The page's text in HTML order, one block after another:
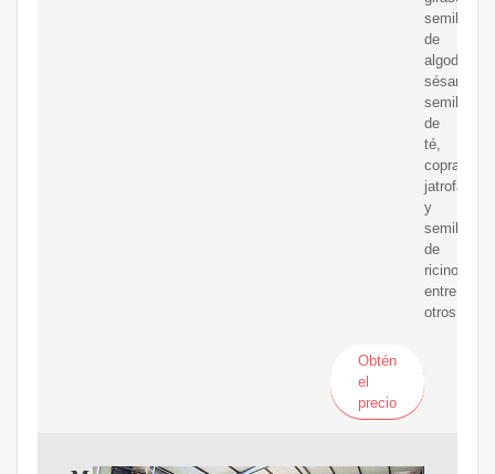
semillas
de
algodón,
sésamo,
semillas
de
té,
copra,
jatrofa
y
semilla
de
ricino,
entre
otros.
Obtén
el
precio